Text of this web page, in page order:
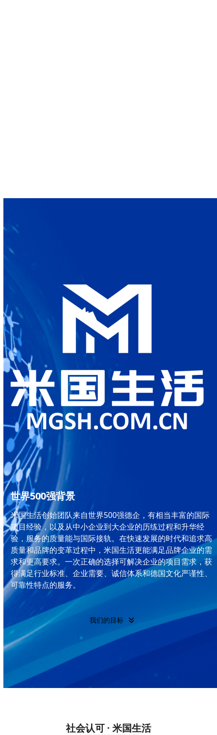
世界500强背景
米国生活创始团队来自世界500强德企，有相当丰富的国际
项目经验，以及从中小企业到大企业的历练过程和升华经
验，服务的质量能与国际接轨。在快速发展的时代和追求高
质量和品牌的变革过程中，米国生活更能满足品牌企业的需
求和更高要求。一次正确的选择可解决企业的项目需求，获
得满足行业标准、企业需要、诚信体系和德国文化严谨性、
可靠性特点的服务。
我们的目标
社会认可 · 米国生活